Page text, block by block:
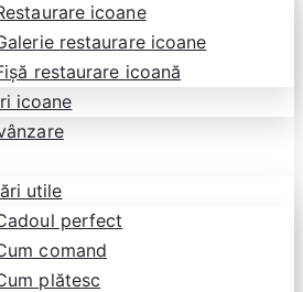
icoane
restaurare icoane
restaurare icoană
icoane
utile
perfect
comand
plătesc